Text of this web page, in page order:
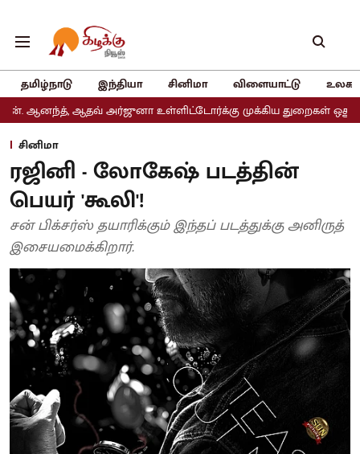
தமிழ்நாடு இந்தியா சினிமா விளையாட்டு
அர்ஜுனா உள்ளிட்டோர்க்கு முக்கிய துறைகள் ஒதுக்கீடு
சினிமா
ரஜினி - லோகேஷ் படத்தின்
பெயர் 'கூலி'!
சன் பிக்சர்ஸ் தயாரிக்கும் இந்தப் படத்துக்கு அனிருத்
இசையமைக்கிறார்.